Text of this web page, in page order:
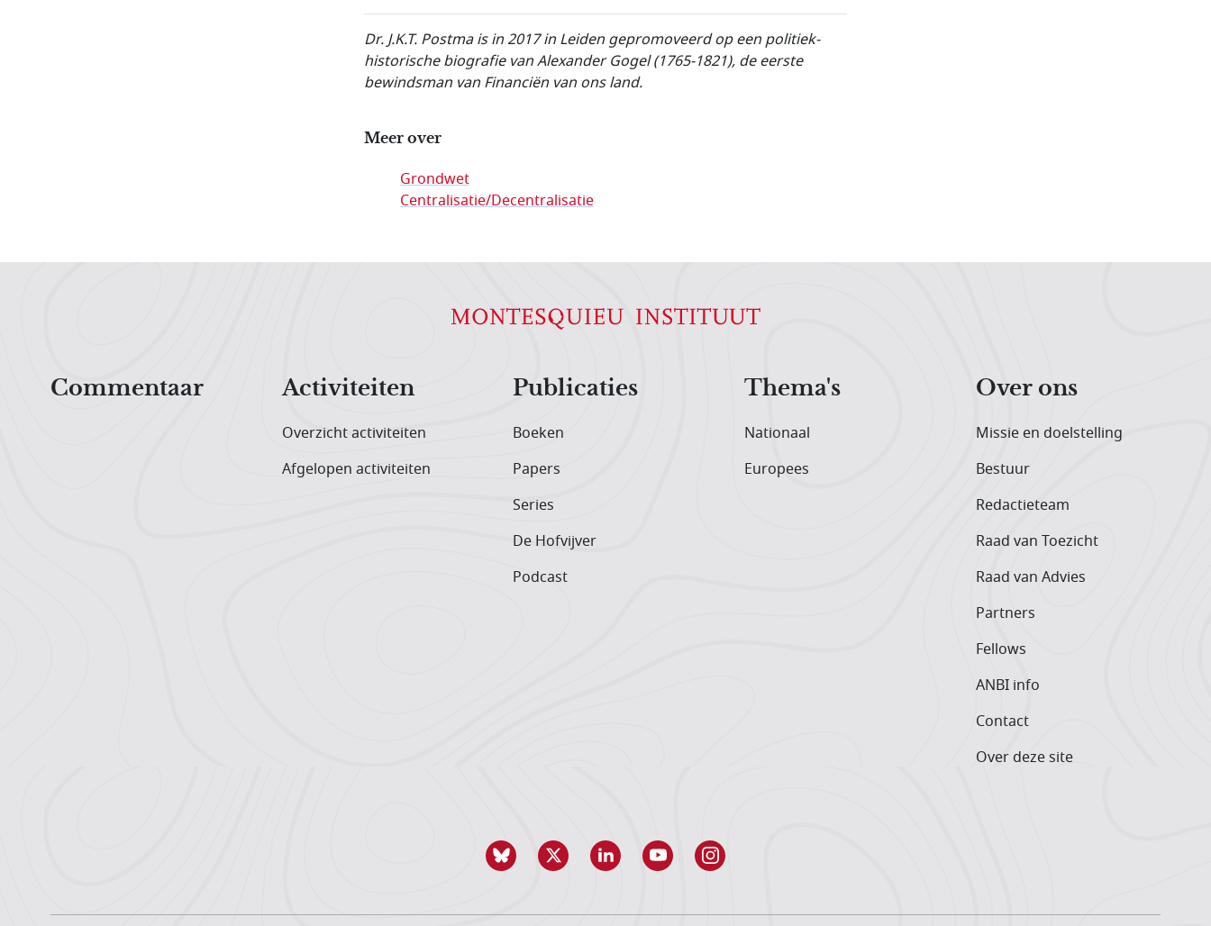
Dr. J.K.T. Postma is in 2017 in Leiden gepromoveerd op een politiek-
historische biografie van Alexander Gogel (1765-1821), de eerste
bewindsman van Financiën van ons land.
Meer over
Grondwet
Centralisatie/Decentralisatie
Commentaar
Activiteiten
Overzicht activiteiten
Afgelopen activiteiten
Publicaties
Boeken
Papers
Series
De Hofvijver
Podcast
Thema's
Nationaal
Europees
Over ons
Missie en doelstelling
Bestuur
Redactieteam
Raad van Toezicht
Raad van Advies
Partners
Fellows
ANBI info
Contact
Over deze site